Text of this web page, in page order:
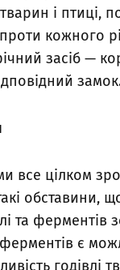
і птиці,
проти
засіб —
все цілком
обставини,
та
є
годівлі